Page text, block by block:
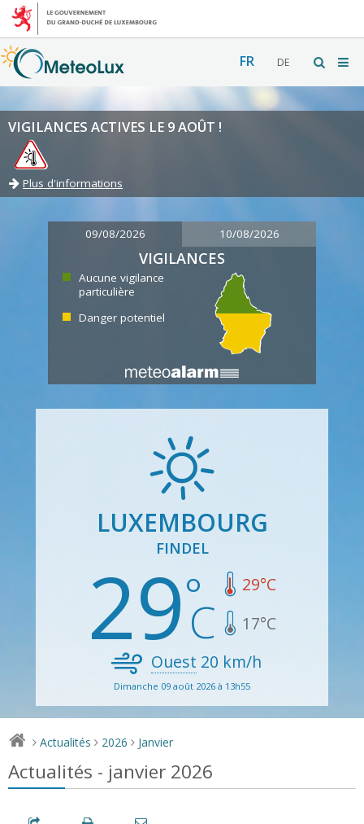
FR DE
VIGILANCES ACTIVES LE 9 AOÛT !
Plus d'informations
09/08/2026 10/08/2026
VIGILANCES
Aucune vigilance
particulière
Danger potentiel
LUXEMBOURG
FINDEL
29 29°C
17°C
Ouest 20 km/h
Dimanche 09 août 2026 à 13h55
> Actualités > 2026 > Janvier
Actualités - janvier 2026